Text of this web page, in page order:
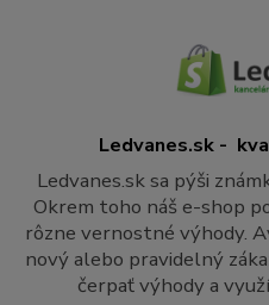
Ledvanes.sk -
Ledvanes.sk sa pýši
Okrem toho náš e-shop
rôzne vernostné výhody.
nový alebo pravidelný
čerpať výhody a